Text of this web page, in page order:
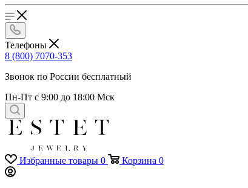
Телефоны
8 (800) 7070-353
Звонок по России бесплатный
Пн-Пт с 9:00 до 18:00 Мск
Избранные товары 0 Корзина 0